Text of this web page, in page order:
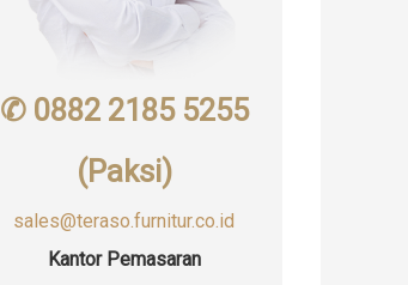
✆ 0882 2185 5255
(Paksi)
sales@teraso.furnitur.co.id
Kantor Pemasaran